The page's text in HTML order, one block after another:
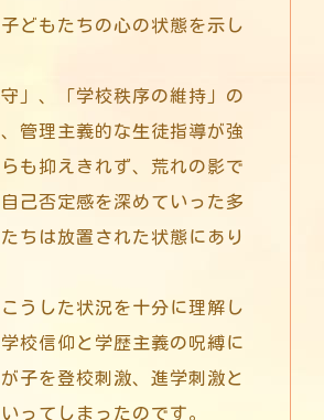
どもたちの心の状態を示し
守」、「学校秩序の維持」の
管理主義的な生徒指導が強
も抑えきれず、荒れの影で
己否定感を深めていった多
ちは放置された状態にあり
うした状況を十分に理解し
校信仰と学歴主義の呪縛に
子を登校刺激、進学刺激と
ってしまったのです。